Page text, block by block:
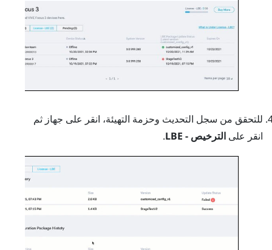
للتحقق من سجل التحديث وحزمة التهيئة، انقر على جهاز ثم
انقر على الترخيص - LBE .